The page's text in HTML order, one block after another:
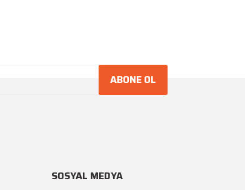
ABONE OL
SOSYAL MEDYA